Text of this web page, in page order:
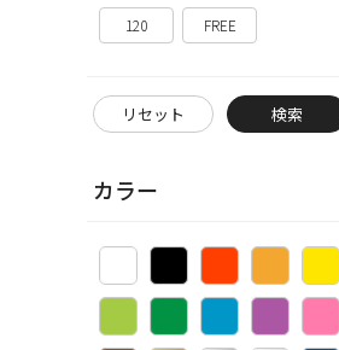
120 FREE
リセット 検索
カラー